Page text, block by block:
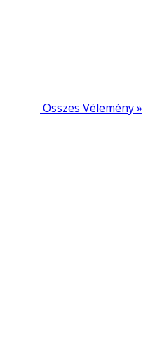
Összes Vélemény »